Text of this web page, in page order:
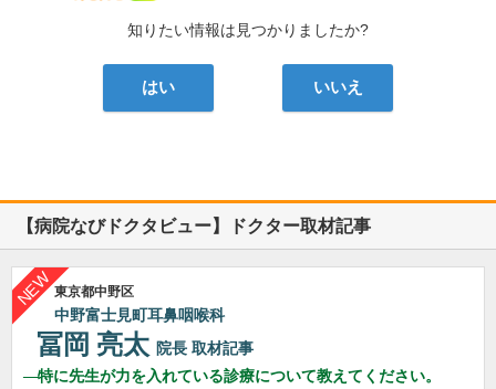
知りたい情報は見つかりましたか?
はい いいえ
【病院なびドクタビュー】ドクター取材記事
東京都中野区
中野富士見町耳鼻咽喉科
冨岡 亮太 院長 取材記事
特に先生が力を入れている診療について教えてください。